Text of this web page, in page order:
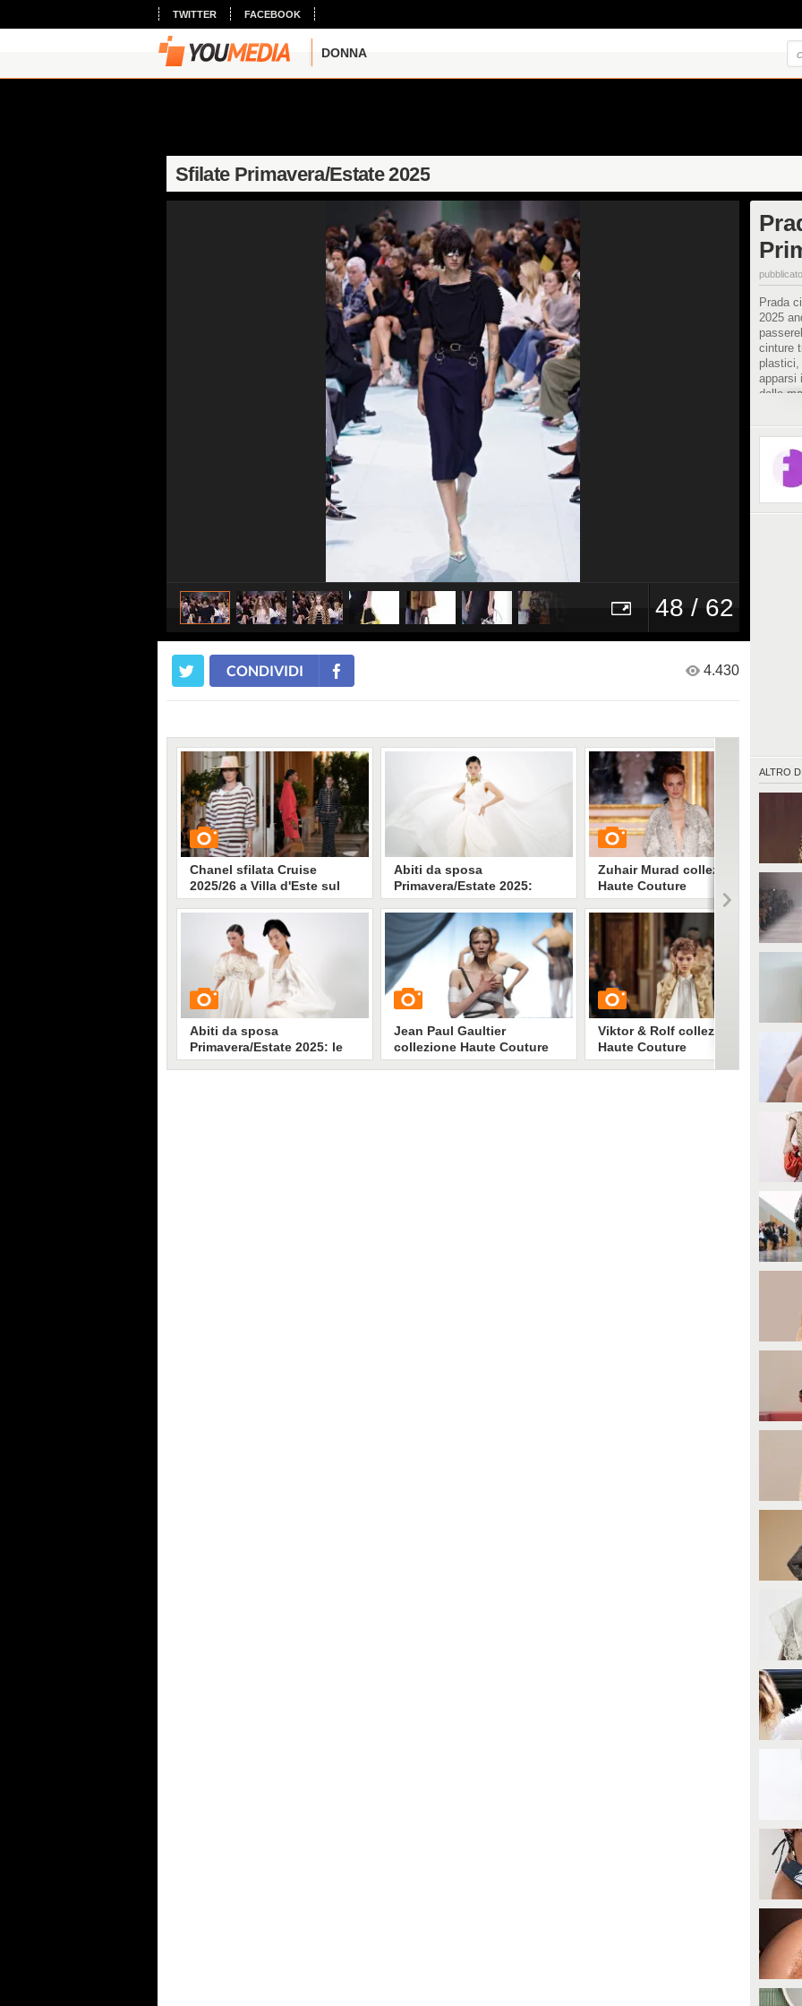
TWITTER FACEBOOK
DONNA
Sfilate Primavera/Estate 2025
48 / 62
Prada
2025
cinture
apparsi
dalle
che
ALTRO DI
CONDIVIDI 4.430
Chanel sfilata Cruise
2025/26 a Villa d'Este sul
lago di Como
GUARDA
7138 • di Stile e trend
Abiti da sposa
Primavera/Estate 2025: le
ispirazioni dalle sfilate
Abiti da sposa
Primavera/Estate 2025:
ispirazioni e tendenze dalle
sfilate Haute Couture di
Parigi
Quali sono le tendenze sposa per
la Primavera/Estate 2025? Quali i
look perfetti per il matrimonio?
Abbiamo raccolto gli abiti bianchi
più belli dalle sfilate Haute
Couture di Parigi a cui ispirarsi
per scegliere il vestito da sposa
Jean Paul Gaultier
collezione Haute Couture
Primavera/Estate 2025
Zuhair Murad collezione
Haute Couture
Primavera/Estate 2025
GUARDA
3077 • diStile e trend
Viktor & Rolf collezione
Haute Couture
Primavera/Estate 2025